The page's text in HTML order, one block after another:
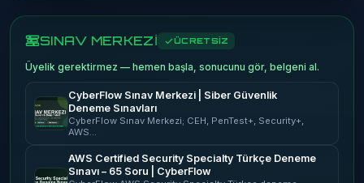
SINAV MERKEZİ ÜCRETSİZ
Üyelik gerektirmez — hemen başla, sonucunu gör, belgeni al.
CyberFlow Sınav Merkezi | Siber Güvenlik
Deneme Sınavları
CyberFlow Sınav Merkezi; CEH, PenTest+, Security+,
AWS…
AWS Certified Security Specialty Türkçe Deneme
Sınavı – 65 Soru | CyberFlow